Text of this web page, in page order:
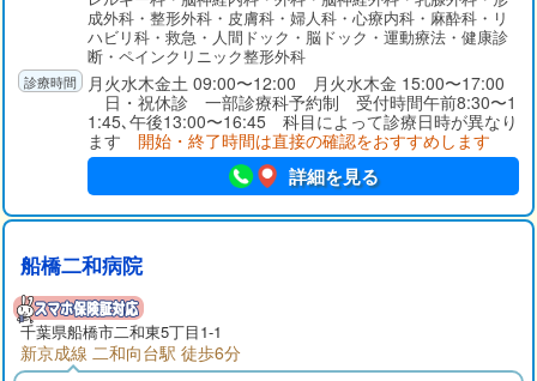
成外科・整形外科・皮膚科・婦人科・心療内科・麻酔科・リ
ハビリ科・救急・人間ドック・脳ドック・運動療法・健康診
断・ペインクリニック整形外科
月火水木金土 09:00〜12:00 月火水木金 15:00〜17:00
日・祝休診 一部診療科予約制 受付時間午前8:30〜1
1:45､午後13:00〜16:45 科目によって診療日時が異なり
ます 開始・終了時間は直接の確認をおすすめします
詳細を見る
船橋二和病院
千葉県船橋市二和東5丁目1-1
新京成線 二和向台駅 徒歩6分